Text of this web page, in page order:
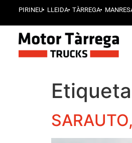
PIRINEU LLEIDA TÀRREGA